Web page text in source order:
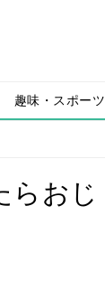
趣味・スポーツ
らおじ